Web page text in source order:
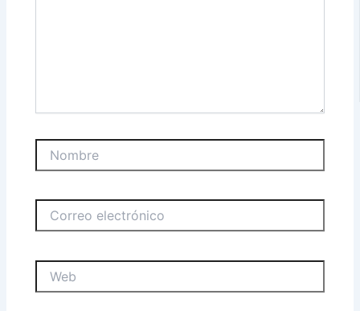
electrónico